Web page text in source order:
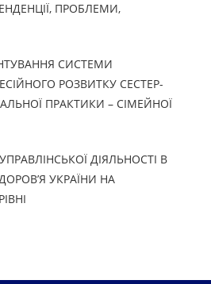
ПРОБЛЕМИ,
СИСТЕМИ
РОЗВИТКУ СЕСТЕР-
ПРАКТИКИ – СІМЕЙНОЇ
ДІЯЛЬНОСТІ В
УКРАЇНИ НА